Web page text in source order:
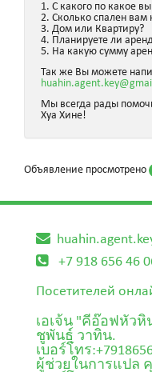
1. С какого по какое
2. Сколько спален вам
3. Дом или Квартиру?
4. Планируете ли
5. На какую сумму
Так же Вы можете
Мы всегда рады
Хуа Хине!
Объявление просмотрено
+7 918 656 46
Посетителей
เอเจ้น "คีอ๊อฟหัวหิ
ชูพันธุ์ วาทิน.
เบอร์โทร
ผู้ช่วยในการแปล